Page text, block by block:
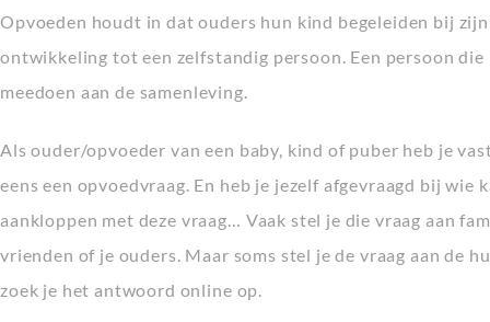
Opvoeden houdt in dat ouders hun kind begeleiden bij
ontwikkeling tot een zelfstandig persoon. Een persoon die
meedoen aan de samenleving.
Als ouder/opvoeder van een baby, kind of puber heb je
eens een opvoedvraag. En heb je jezelf afgevraagd bij wie
aankloppen met deze vraag… Vaak stel je die vraag aan
vrienden of je ouders. Maar soms stel je de vraag aan de
zoek je het antwoord online op.